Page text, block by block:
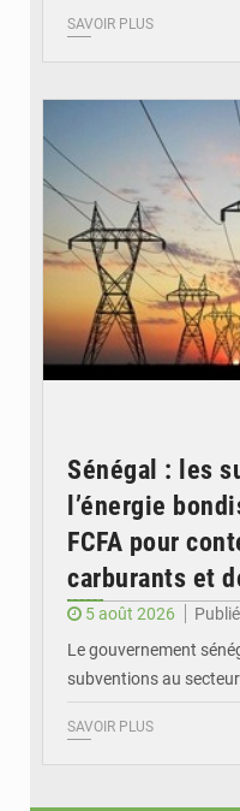
SAVOIR PLUS
Sénégal : les
l’énergie
FCFA pour
carburants et
5 août 2026
Le gouvernement
subventions au secteur
SAVOIR PLUS